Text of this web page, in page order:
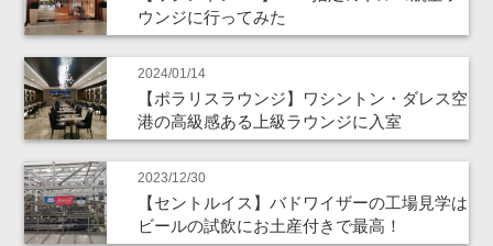
ウンジに行ってみた
2024/01/14
【ポラリスラウンジ】ワシントン・ダレス空
港の高級感ある上級ラウンジに入室
2023/12/30
【セントルイス】バドワイザーの工場見学は
ビールの試飲にお土産付きで最高！